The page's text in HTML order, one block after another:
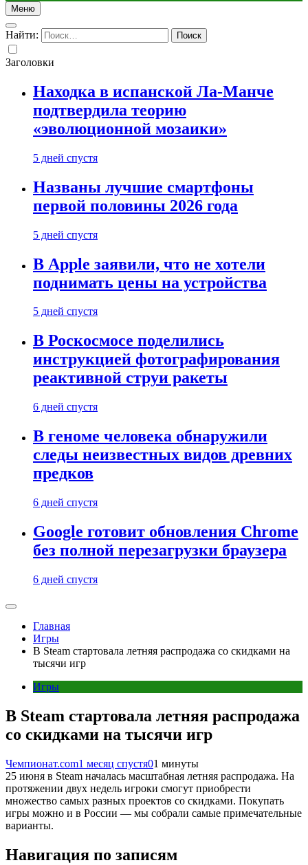
Меню
Найти:
Заголовки
Находка в испанской Ла-Манче
подтвердила теорию
«эволюционной мозаики»
5 дней спустя
Названы лучшие смартфоны
первой половины 2026 года
5 дней спустя
В Apple заявили, что не хотели
поднимать цены на устройства
5 дней спустя
В Роскосмосе поделились
инструкцией фотографирования
реактивной струи ракеты
6 дней спустя
В геноме человека обнаружили
следы неизвестных видов древних
предков
6 дней спустя
Google готовит обновления Chrome
без полной перезагрузки браузера
6 дней спустя
Главная
Игры
В Steam стартовала летняя распродажа со скидками на
тысячи игр
Игры
В Steam стартовала летняя распродажа
со скидками на тысячи игр
Чемпионат.com1 месяц спустя01 минуты
25 июня в Steam началась масштабная летняя распродажа. На
протяжении двух недель игроки смогут приобрести
множество самых разных проектов со скидками. Покупать
игры можно и в России — мы собрали самые примечательные
варианты.
Навигация по записям